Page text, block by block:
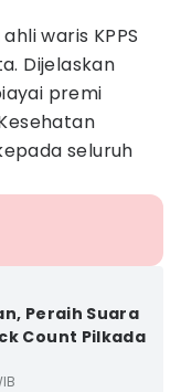
waris KPPS
Dijelaskan
premi
seluruh
Peraih Suara
Count Pilkada